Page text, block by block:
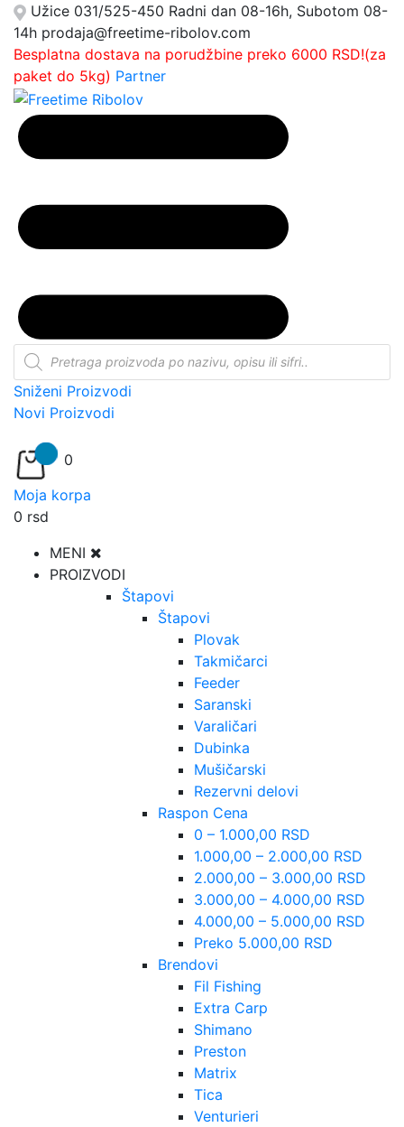
Užice 031/525-450 Radni dan 08-16h, Subotom 08-
14h prodaja@freetime-ribolov.com
Besplatna dostava na porudžbine preko 6000 RSD!(za
paket do 5kg) Partner
Products
search
Sniženi Proizvodi
Novi Proizvodi
0
Moja korpa
0 rsd
MENI
PROIZVODI
Štapovi
Štapovi
Plovak
Takmičarci
Feeder
Saranski
Varaličari
Dubinka
Mušičarski
Rezervni delovi
Raspon Cena
0 – 1.000,00 RSD
1.000,00 – 2.000,00 RSD
2.000,00 – 3.000,00 RSD
3.000,00 – 4.000,00 RSD
4.000,00 – 5.000,00 RSD
Preko 5.000,00 RSD
Brendovi
Fil Fishing
Extra Carp
Shimano
Preston
Matrix
Tica
Venturieri